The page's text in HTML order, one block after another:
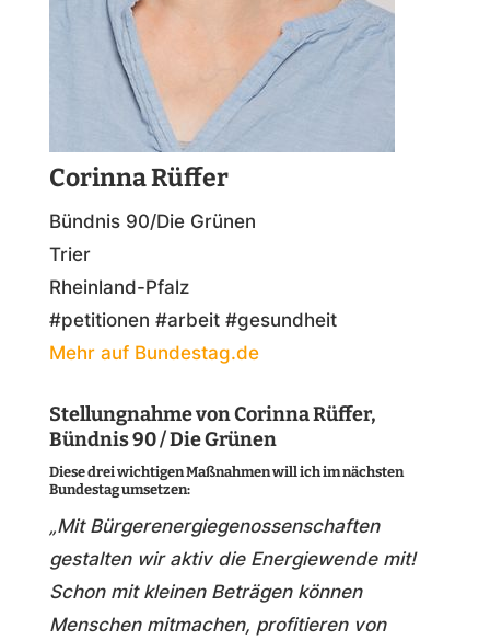
Corinna Rüffer
Bündnis 90/Die Grünen
Trier
Rheinland-Pfalz
#petitionen #arbeit #gesundheit
Mehr auf Bundestag.de
Stellungnahme von Corinna Rüffer,
Bündnis 90 / Die Grünen
Diese drei wichtigen Maßnahmen will ich im nächsten
Bundestag umsetzen:
„Mit Bürgerenergiegenossenschaften
gestalten wir aktiv die Energiewende mit!
Schon mit kleinen Beträgen können
Menschen mitmachen, profitieren von